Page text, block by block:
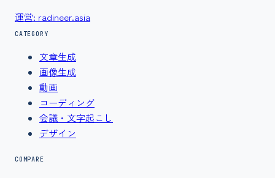
運営: radineer.asia
CATEGORY
文章生成
画像生成
動画
コーディング
会議・文字起こし
デザイン
COMPARE